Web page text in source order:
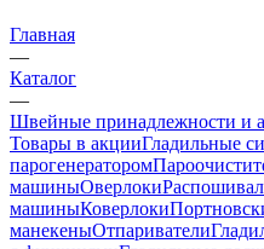
Главная
—
Каталог
—
Швейные принадлежности и
Товары в акцииГладильные
парогенератором
машиныОверлоки
машиныКоверлоки
манекеныОтпариватели